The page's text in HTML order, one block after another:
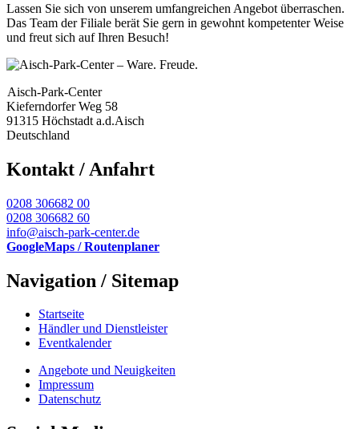
Lassen Sie sich von unserem umfangreichen Angebot überraschen.
Das Team der Filiale berät Sie gern in gewohnt kompetenter Weise
und freut sich auf Ihren Besuch!
Aisch-Park-Center
Kieferndorfer Weg 58
91315 Höchstadt a.d.Aisch
Deutschland
Kontakt / Anfahrt
0208 306682 00
0208 306682 60
info@aisch-park-center.de
GoogleMaps / Routenplaner
Navigation / Sitemap
Startseite
Händler und Dienstleister
Eventkalender
Angebote und Neuigkeiten
Impressum
Datenschutz